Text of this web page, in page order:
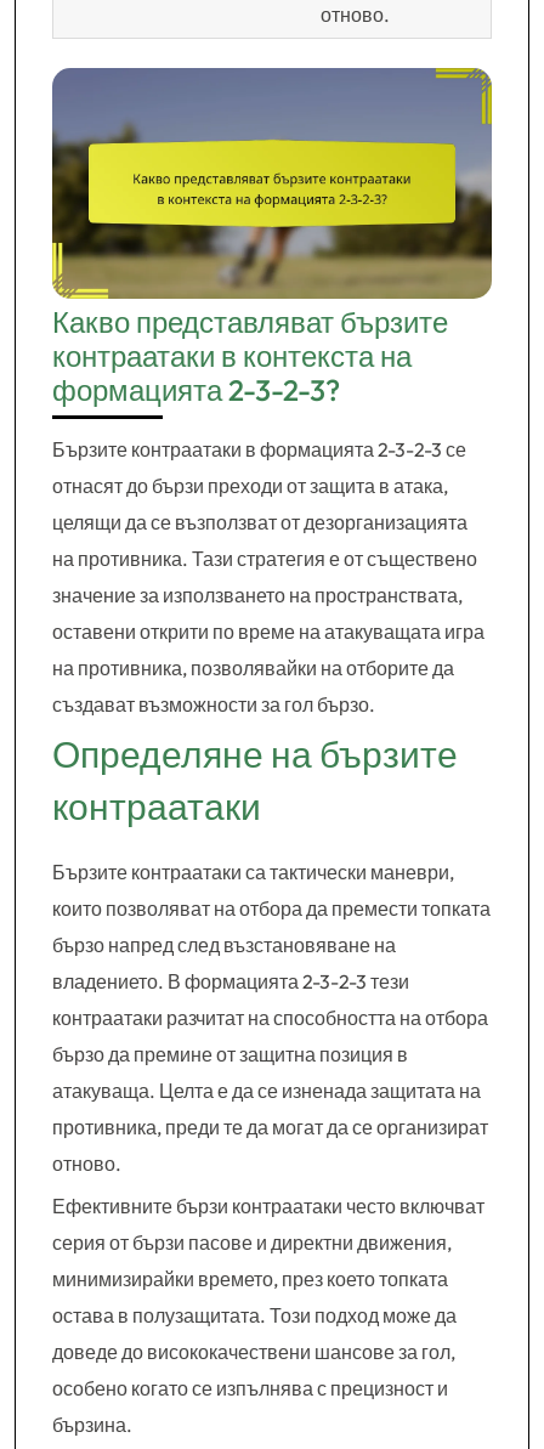
отново.
Какво представляват бързите
контраатаки в контекста на
формацията 2-3-2-3?
Бързите контраатаки в формацията 2-3-2-3 се
отнасят до бързи преходи от защита в атака,
целящи да се възползват от дезорганизацията
на противника. Тази стратегия е от съществено
значение за използването на пространствата,
оставени открити по време на атакуващата игра
на противника, позволявайки на отборите да
създават възможности за гол бързо.
Определяне на бързите
контраатаки
Бързите контраатаки са тактически маневри,
които позволяват на отбора да премести топката
бързо напред след възстановяване на
владението. В формацията 2-3-2-3 тези
контраатаки разчитат на способността на отбора
бързо да премине от защитна позиция в
атакуваща. Целта е да се изненада защитата на
противника, преди те да могат да се организират
отново.
Ефективните бързи контраатаки често включват
серия от бързи пасове и директни движения,
минимизирайки времето, през което топката
остава в полузащитата. Този подход може да
доведе до висококачествени шансове за гол,
особено когато се изпълнява с прецизност и
бързина.